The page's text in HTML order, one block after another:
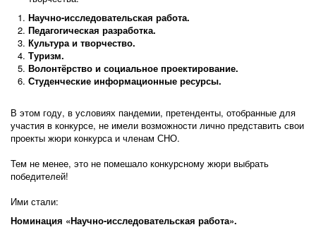
Научно-исследовательская работа.
Педагогическая разработка.
Культура и творчество.
Туризм.
Волонтёрство и социальное проектирование.
Студенческие информационные ресурсы.
В этом году, в условиях пандемии, претенденты, отобранные для
участия в конкурсе, не имели возможности лично представить свои
проекты жюри конкурса и членам СНО.
Тем не менее, это не помешало конкурсному жюри выбрать
победителей!
Ими стали:
Номинация «Научно-исследовательская работа».